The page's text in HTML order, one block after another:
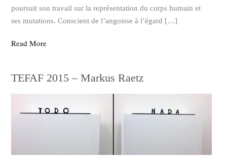
poursuit son travail sur la représentation du corps humain et
ses mutations. Conscient de l’angoisse à l’égard […]
Read More
TEFAF 2015 – Markus Raetz